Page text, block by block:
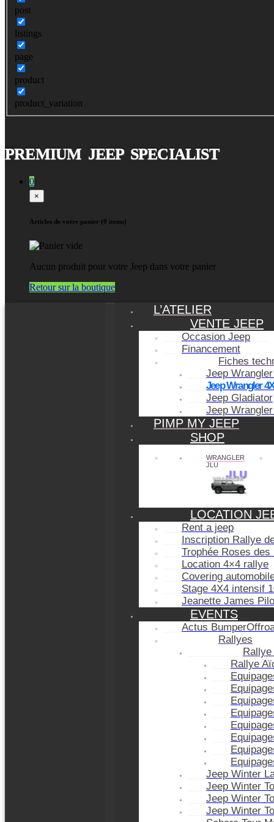
post
listings
page
product
product_variation
PREMIUM JEEP SPECIALIST
0
×
Articles de votre panier (0 items)
Aucun produit pour votre Jeep dans votre panier
Retour sur la boutique
L’ATELIER
VENTE JEEP
Occasion Jeep
Financement
Fiches
Jeep
Jeep Wrangler
Jeep Gladiator
Jeep
PIMP MY JEEP
SHOP
WRANGLER
JLU
LOCATION
Rent a jeep
Inscription Rallye
Trophée Roses des
Location 4×4 rallye
Covering
Stage 4X4 intensif
Jeanette James
EVENTS
Actus
Rallyes
Rallye
Jeep Winter
Jeep Winter
Jeep Winter
Jeep Winter